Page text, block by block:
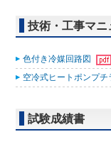
技術・工事マニ
色付き冷媒回路図
空冷式ヒートポンプ
試験成績書